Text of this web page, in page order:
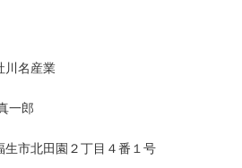
川名産業
一郎
生市北田園２丁目４番１号